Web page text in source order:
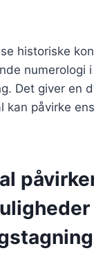
historiske
numerologi
Det giver en
kan påvirke